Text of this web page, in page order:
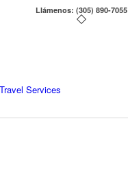
Llámenos: (305) 890-7055